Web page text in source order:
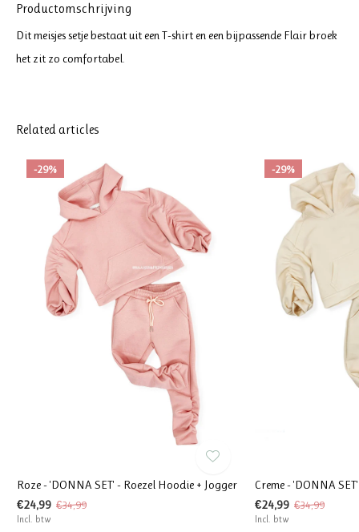
Productomschrijving
Dit meisjes setje bestaat uit een T-shirt en een bijpassende Flair broek
het zit zo comfortabel.
Related articles
-29%
Roze - 'DONNA SET' - Roezel Hoodie + Jogger
€24,99 €34,99
Incl. btw
-29%
Creme - 'DONNA
€24,99 €34,99
Incl. btw